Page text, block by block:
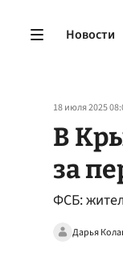
Новости
18 июля 2025
В
за
ФСБ:
Дарья